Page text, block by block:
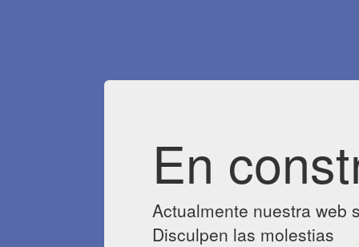
En
Actualmente nuestra web
Disculpen las molestias